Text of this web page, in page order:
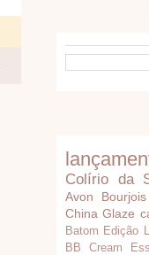
Colírio da
Avon
China Glaze
Batom Edição
BB Cream